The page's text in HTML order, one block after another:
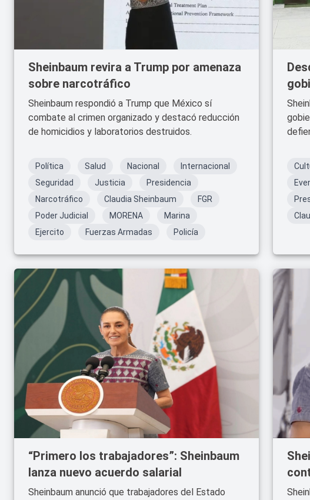
Sheinbaum revira a Trump por amenaza
sobre narcotráfico
Sheinbaum respondió a Trump que México sí
combate al crimen organizado y destacó reducción
de homicidios y laboratorios destruidos.
Política Salud Nacional
Internacional
Seguridad
Justicia
Presidencia
Narcotráfico
Claudia Sheinbaum
FGR
Poder Judicial
MORENA
Marina
Ejercito
Fuerzas Armadas Policía
“Primero los trabajadores”: Sheinbaum
lanza nuevo acuerdo salarial
Sheinbaum anunció que trabajadores del Estado